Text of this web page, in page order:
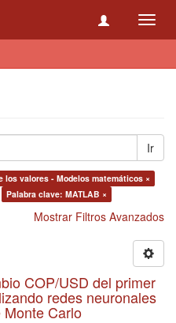
Ir
los valores - Modelos matemáticos ×
Palabra clave: MATLAB ×
Mostrar Filtros Avanzados
COP/USD del primer
redes neuronales
Carlo